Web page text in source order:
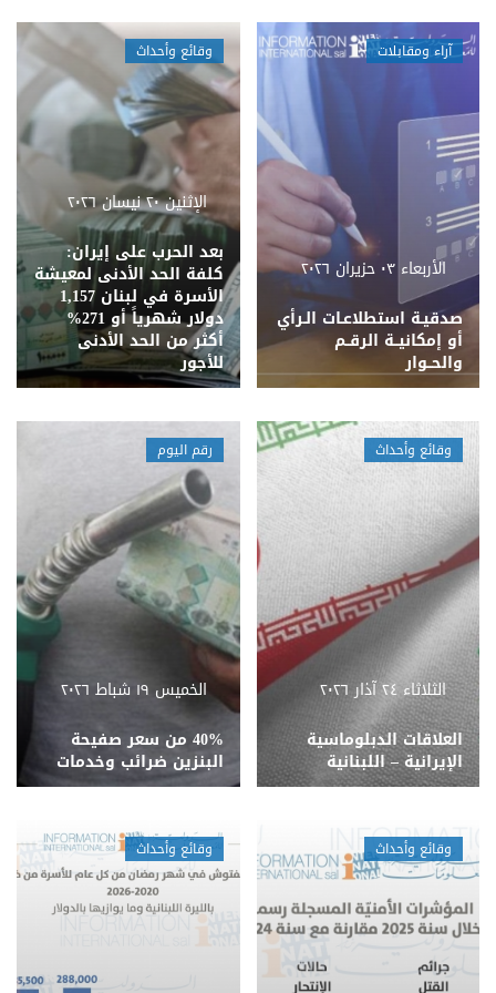
آراء ومقابلات
الأربعاء ٠٣ حزيران ٢٠٢٦
صدقيـة استطلاعـات الـرأي
أو إمكانيــة الرقــم
والحــوار
وقائع وأحداث
الإثنين ٢٠ نيسان ٢٠٢٦
بعد الحرب على إيران:
كلفة الحد الأدنى لمعيشة
الأسرة في لبنان 1,157
دولار شهرياً أو 271%
أكثر من الحد الأدنى
للأجور
وقائع وأحداث
الثلاثاء ٢٤ آذار ٢٠٢٦
العلاقات الدبلوماسية
الإيرانية – اللبنانية
رقم اليوم
الخميس ١٩ شباط ٢٠٢٦
40% من سعر صفيحة
البنزين ضرائب وخدمات
وقائع وأحداث وقائع وأحداث